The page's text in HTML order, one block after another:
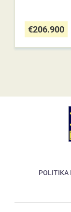
€206.900
POLITIKA